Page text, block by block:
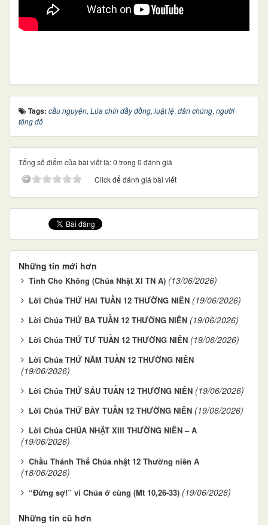
Tags: cầu nguyện, Lúa chín đầy đồng, luật lệ, dân chúng, người
tông đồ
Tổng số điểm của bài viết là: 0 trong 0 đánh giá
Click để đánh giá bài viết
Những tin mới hơn
Tình Cho Không (Chúa Nhật XI TN A) (13/06/2026)
Lời Chúa THỨ HAI TUẦN 12 THƯỜNG NIÊN (19/06/2026)
Lời Chúa THỨ BA TUẦN 12 THƯỜNG NIÊN (19/06/2026)
Lời Chúa THỨ TƯ TUẦN 12 THƯỜNG NIÊN (19/06/2026)
Lời Chúa THỨ NĂM TUẦN 12 THƯỜNG NIÊN
(19/06/2026)
Lời Chúa THỨ SÁU TUẦN 12 THƯỜNG NIÊN (19/06/2026)
Lời Chúa THỨ BẢY TUẦN 12 THƯỜNG NIÊN (19/06/2026)
Lời Chúa CHÚA NHẬT XIII THƯỜNG NIÊN – A
(19/06/2026)
Chầu Thánh Thể Chúa nhật 12 Thường niên A
(18/06/2026)
“Đừng sợ!” vì Chúa ở cùng (Mt 10,26-33) (19/06/2026)
Những tin cũ hơn